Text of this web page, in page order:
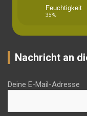
Feuchtigkeit
35%
Nachricht an
Deine E-Mail-Adresse